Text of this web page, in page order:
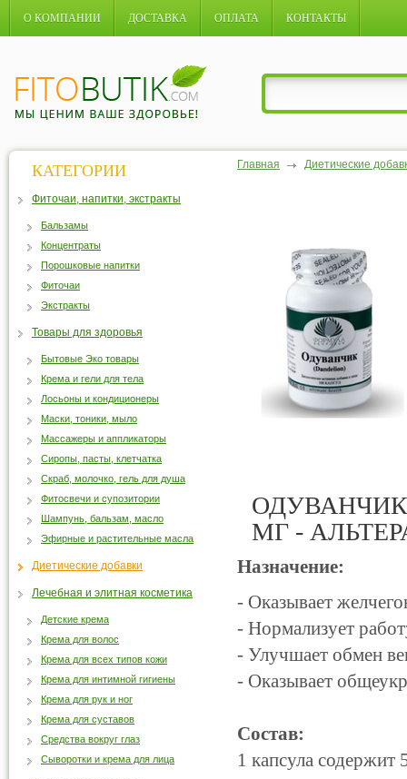
О КОМПАНИИ ДОСТАВКА ОПЛАТА КОНТАКТЫ
Главная Диетические
ОДУВАНЧИК
МГ -
Назначение:
- Оказывает
- Нормализует
- Улучшает обмен
- Оказывает
Состав:
1 капсула содержит
КАТЕГОРИИ
Фиточаи, напитки, экстракты
Бальзамы
Концентраты
Порошковые напитки
Фиточаи
Экстракты
Товары для здоровья
Бытовые Эко товары
Крема и гели для тела
Лосьоны и кондиционеры
Маски, тоники, мыло
Массажеры и аппликаторы
Сиропы, пасты, клетчатка
Скраб, молочко, гель для душа
Фитосвечи и супозитории
Шампунь, бальзам, масло
Эфирные и растительные масла
Диетические добавки
Лечебная и элитная косметика
Детские крема
Крема для волос
Крема для всех типов кожи
Крема для интимной гигиены
Крема для рук и ног
Крема для суставов
Средства вокруг глаз
Сыворотки и крема для лица